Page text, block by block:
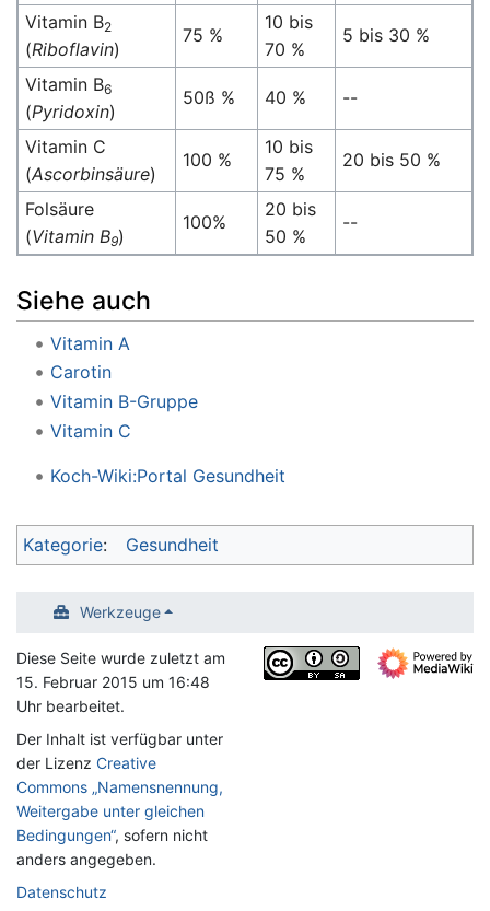
Vitamin B2
(Riboflavin)
75 %
10 bis
70 %
5 bis 30 %
Vitamin B6
(Pyridoxin)
50ß % 40 % --
Vitamin C
(Ascorbinsäure)
100 %
10 bis
75 %
20 bis 50 %
Folsäure
(Vitamin B9)
100%
20 bis
50 %
--
Siehe auch
Vitamin A
Carotin
Vitamin B-Gruppe
Vitamin C
Koch-Wiki:Portal Gesundheit
Kategorie: Gesundheit
Werkzeuge
Diese Seite wurde zuletzt am
15. Februar 2015 um 16:48
Uhr bearbeitet.
Der Inhalt ist verfügbar unter
der Lizenz Creative
Commons „Namensnennung,
Weitergabe unter gleichen
Bedingungen“, sofern nicht
anders angegeben.
Datenschutz